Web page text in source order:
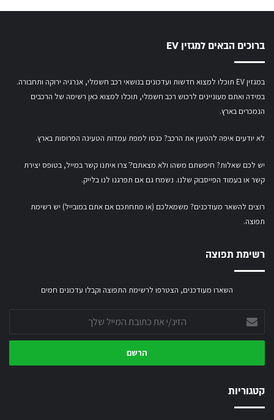
ברוכים הבאים למגזין EV
במגזין EV תוכלו למצוא חדשות ועדכונים בנושאי רכב חשמלי, אנרגיה ירוקה ותחבורה.
במידה ואתם מעוניינים לרכוש רכב חשמלי, תוכלו למצוא כאן רשימה של הרכבים
הנמכרים בארץ.
לא יודעים איפה להטעין את הרכב? כנסו למפת עמדות הטעינה הפרוסות בארץ.
יש לכם שאלות? חיפשתם משהו ולא מצאתם?ֿ צרו איתנו קשר במייל, בטופס יצירת
קשראובעמוד הפייסבוק שלנו. נשמח גם אם תפרגנו לנו בלייק.
רוצים להשאר מעודכנים? משמאלכם (או מתחתכם אם אתם במובייל) יש רשימת
תפוצה.
רשימת תפוצה
השארו מעודכנים, הצטרפו לרשימת התפוצה וקבלו עדכונים חמים
הזינ/י
את
כתובת
שלך
קטגוריות